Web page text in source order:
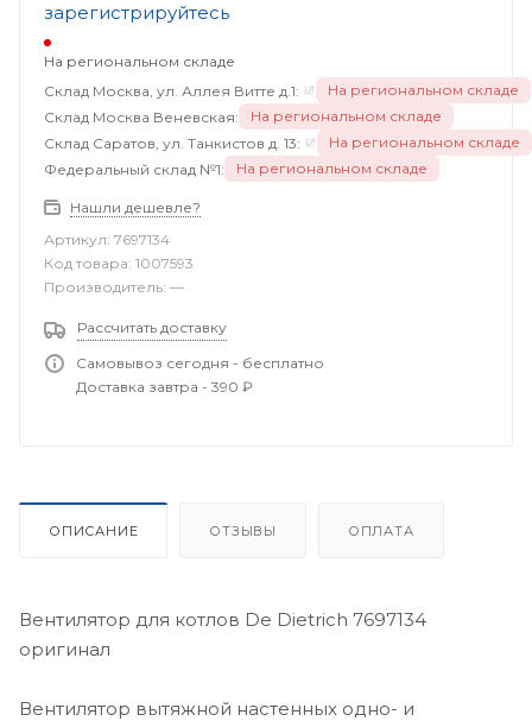
зарегистрируйтесь
На региональном складе
Склад Москва, ул. Аллея Витте д.1:
На региональном складе
Склад Москва Веневская:
На региональном складе
Склад Саратов, ул. Танкистов д. 13:
На региональном складе
Федеральный склад №1:
На региональном складе
Нашли дешевле?
Артикул: 7697134
Код товара: 1007593
Производитель: —
Рассчитать доставку
Самовывоз сегодня - бесплатно
Доставка завтра - 390 ₽
ОПИСАНИЕ ОТЗЫВЫ ОПЛАТА
Вентилятор для котлов De Dietrich 7697134
оригинал
Вентилятор вытяжной настенных одно- и